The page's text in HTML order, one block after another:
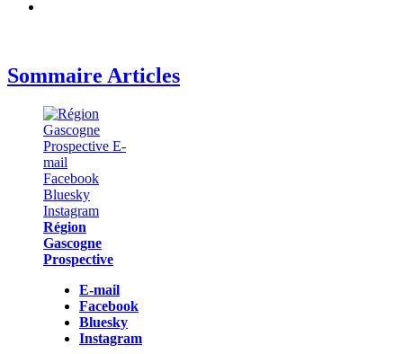
Sommaire Articles
Région
Gascogne
Prospective
E-mail
Facebook
Bluesky
Instagram